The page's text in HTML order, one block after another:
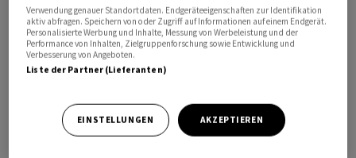
Quartal 2026 um mehr als 6 Prozent von 123,5 Prozent
auf 130,2 Prozent. Dies entspreche einer «signifikanten
Verbesserung» der Pensionsbilanzen der Unternehmen.
Entwicklung des sogenannten Ausfinanzierungsgrads
dar und ist eine alternative Bewertung zum ansonsten
Verwendung genauer Standortdaten. Endgeräteeigenschaften zur Identifikation
aktiv abfragen. Speichern von oder Zugriff auf Informationen auf einem Endgerät.
Personalisierte Werbung und Inhalte, Messung von Werbeleistung und der
Performance von Inhalten, Zielgruppenforschung sowie Entwicklung und
Verbesserung von Angeboten.
Liste der Partner (Lieferanten)
EINSTELLUNGEN AKZEPTIEREN